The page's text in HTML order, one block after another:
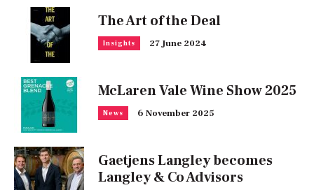
The Art of the Deal
Insights 27 June 2024
McLaren Vale Wine Show 2025
News 6 November 2025
Gaetjens Langley becomes
Langley & Co Advisors